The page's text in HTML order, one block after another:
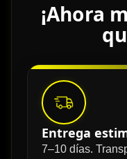
¡Ahora
Entrega
7–10 días.